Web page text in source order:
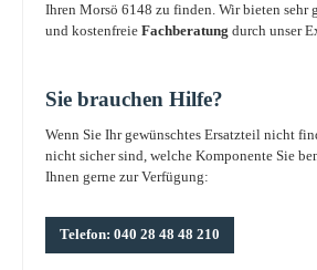
Ihren Morsö 6148 zu finden. Wir bieten sehr
und kostenfreie Fachberatung durch unser
Sie brauchen Hilfe?
Wenn Sie Ihr gewünschtes Ersatzteil nicht
nicht sicher sind, welche Komponente Sie
Ihnen gerne zur Verfügung:
Telefon: 040 28 48 48 210